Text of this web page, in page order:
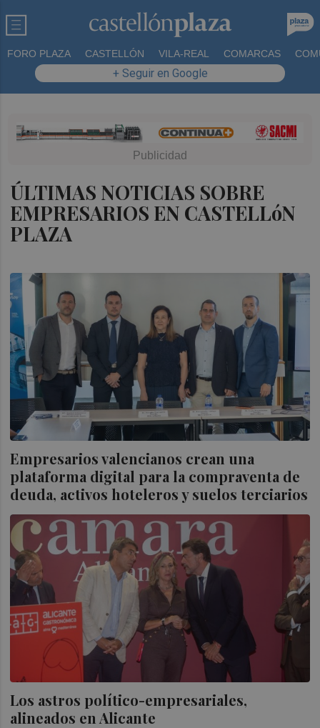
FORO PLAZA CASTELLÓN VILA-REAL COMARCAS
+ Seguir en Google
ÚLTIMAS NOTICIAS SOBRE
EMPRESARIOS EN CASTELLóN
PLAZA
Empresarios valencianos crean una
plataforma digital para la compraventa de
deuda, activos hoteleros y suelos terciarios
Los astros político-empresariales,
alineados en Alicante